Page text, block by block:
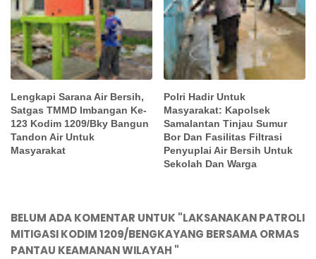
Lengkapi Sarana Air Bersih,
Satgas TMMD Imbangan Ke-
123 Kodim 1209/Bky Bangun
Tandon Air Untuk
Masyarakat
Polri Hadir Untuk
Masyarakat: Kapolsek
Samalantan Tinjau Sumur
Bor Dan Fasilitas Filtrasi
Penyuplai Air Bersih Untuk
Sekolah Dan Warga
BELUM ADA KOMENTAR UNTUK "LAKSANAKAN PATROLI
MITIGASI KODIM 1209/BENGKAYANG BERSAMA ORMAS
PANTAU KEAMANAN WILAYAH "